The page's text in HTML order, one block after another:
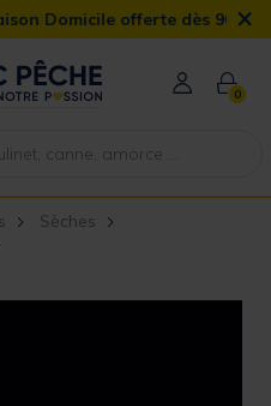
offerte dès 90€ ×
0
Sèches